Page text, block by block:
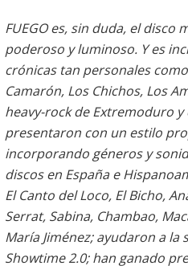
FUEGO es, sin duda, el
poderoso y luminoso. Y es
crónicas tan personales
Camarón, Los Chichos, Los
heavy-rock de Extremoduro
presentaron con un estilo
incorporando géneros y
discos en España e
El Canto del Loco, El Bicho,
Serrat, Sabina, Chambao,
María Jiménez; ayudaron a
Showtime 2.0; han ganado